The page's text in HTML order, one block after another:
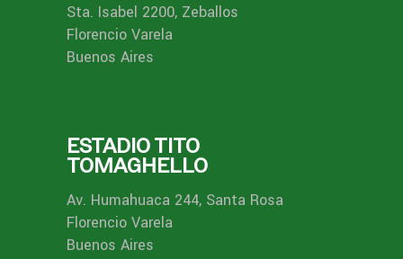
Sta. Isabel 2200, Zeballos
Florencio Varela
Buenos Aires
ESTADIO TITO
TOMAGHELLO
Av. Humahuaca 244, Santa Rosa
Florencio Varela
Buenos Aires